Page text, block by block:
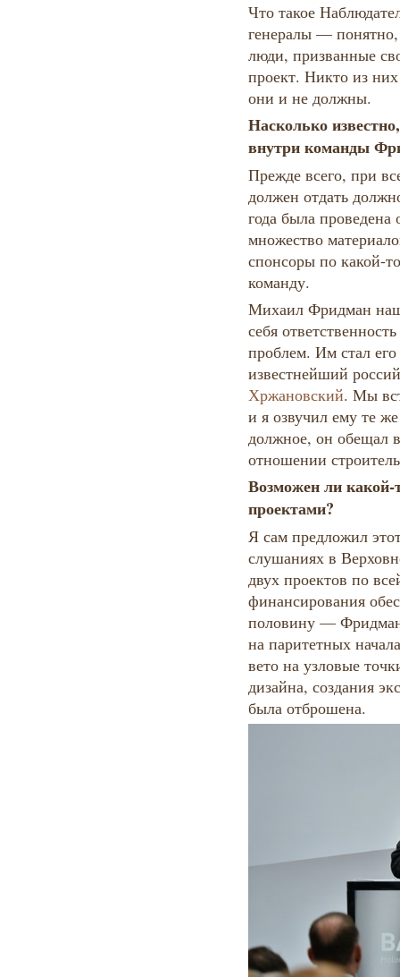
Что такое
генералы —
люди, призванные
проект. Никто из них
они и не должны.
Насколько
внутри команды
Прежде всего, при
должен отдать
года была проведена
множество
спонсоры по какой-
команду.
Михаил Фридман
себя
проблем. Им стал
известнейший
Хржановский. Мы
и я озвучил ему те
должное, он обещал
отношении
Возможен ли
проектами?
Я сам предложил
слушаниях в
двух проектов по
финансирования
половину —
на паритетных
вето на узловые
дизайна, создания
была отброшена.